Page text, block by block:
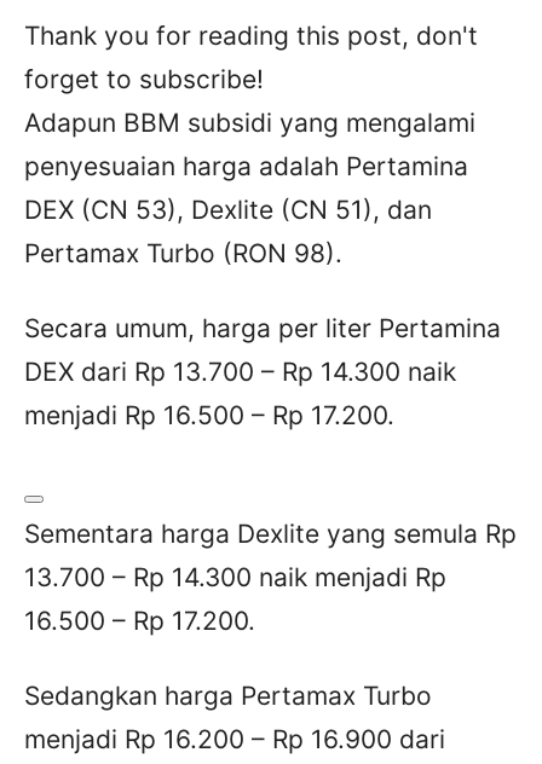
Thank you for reading this post, don't
forget to subscribe!
Adapun BBM subsidi yang mengalami
penyesuaian harga adalah Pertamina
DEX (CN 53), Dexlite (CN 51), dan
Pertamax Turbo (RON 98).
Secara umum, harga per liter Pertamina
DEX dari Rp 13.700 – Rp 14.300 naik
menjadi Rp 16.500 – Rp 17.200.
Sementara harga Dexlite yang semula Rp
13.700 – Rp 14.300 naik menjadi Rp
16.500 – Rp 17.200.
Sedangkan harga Pertamax Turbo
menjadi Rp 16.200 – Rp 16.900 dari